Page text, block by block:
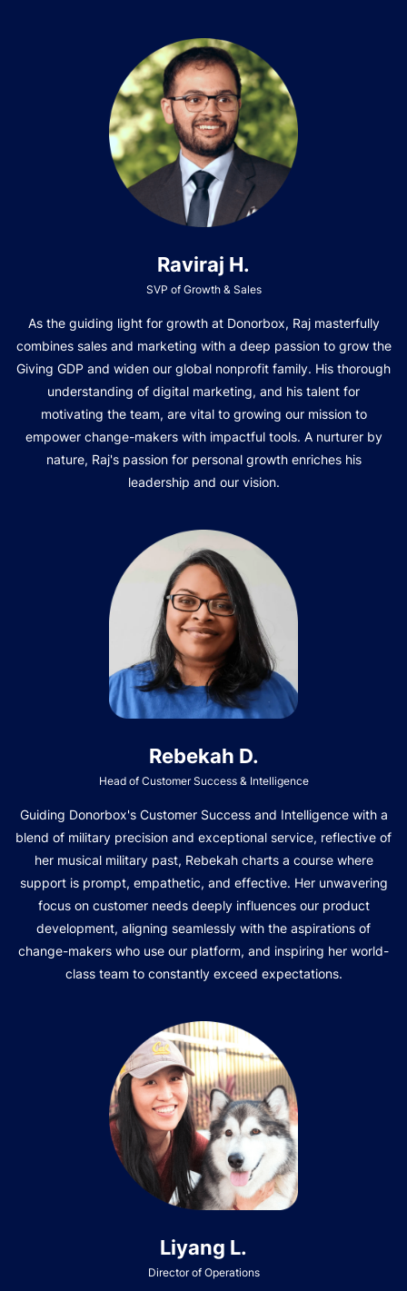
Raviraj H.
SVP of Growth & Sales
As the guiding light for growth at Donorbox, Raj masterfully
combines sales and marketing with a deep passion to grow the
Giving GDP and widen our global nonprofit family. His thorough
understanding of digital marketing, and his talent for
motivating the team, are vital to growing our mission to
empower change-makers with impactful tools. A nurturer by
nature, Raj's passion for personal growth enriches his
leadership and our vision.
Rebekah D.
Head of Customer Success & Intelligence
Guiding Donorbox's Customer Success and Intelligence with a
blend of military precision and exceptional service, reflective of
her musical military past, Rebekah charts a course where
support is prompt, empathetic, and effective. Her unwavering
focus on customer needs deeply influences our product
development, aligning seamlessly with the aspirations of
change-makers who use our platform, and inspiring her world-
class team to constantly exceed expectations.
Liyang L.
Director of Operations